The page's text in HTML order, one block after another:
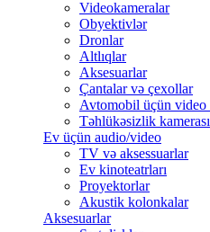
Videokameralar
Obyektivlər
Dronlar
Altlıqlar
Aksesuarlar
Çantalar və çexollar
Avtomobil üçün video
Təhlükəsizlik kamerası
Ev üçün audio/video
TV və aksessuarlar
Ev kinoteatrları
Proyektorlar
Akustik kolonkalar
Aksesuarlar